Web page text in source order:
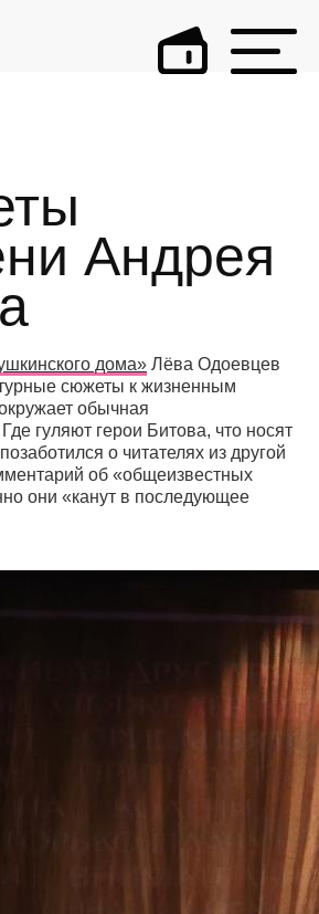
Андрея
дома» Лёва Одоевцев
сюжеты к жизненным
обычная
гуляют герои Битова, что носят
о читателях из другой
об «общеизвестных
они «канут в последующее